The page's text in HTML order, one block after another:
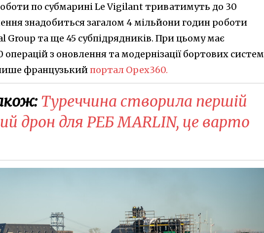
по субмарині Le Vigilant триватимуть до 30
знадобиться загалом 4 мільйони годин роботи
Group та ще 45 субпідрядників. При цьому має
операцій з оновлення та модернізації бортових систем
французькийпортал Opex360.
Туреччина створила першій
дрон для РЕБ MARLIN, це варто